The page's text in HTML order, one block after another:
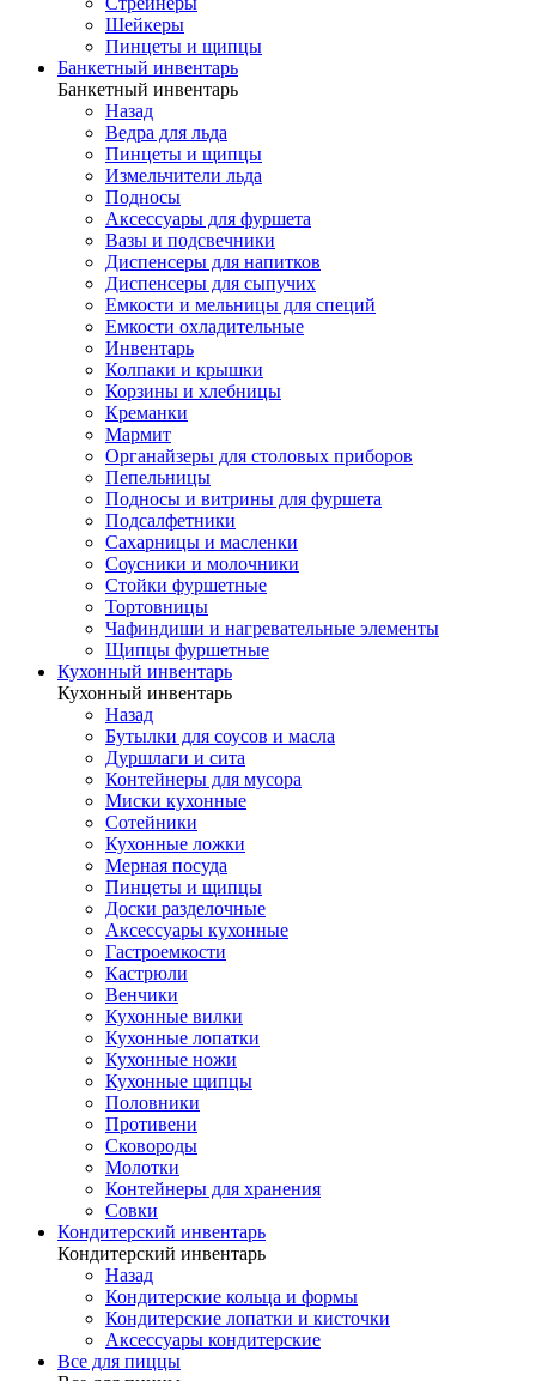
Шейкеры
Пинцеты и щипцы
Банкетный инвентарь
Банкетный инвентарь
Назад
Ведра для льда
Пинцеты и щипцы
Измельчители льда
Подносы
Аксессуары для фуршета
Вазы и подсвечники
Диспенсеры для напитков
Диспенсеры для сыпучих
Емкости и мельницы для специй
Емкости охладительные
Инвентарь
Колпаки и крышки
Корзины и хлебницы
Креманки
Мармит
Органайзеры для столовых приборов
Пепельницы
Подносы и витрины для фуршета
Подсалфетники
Сахарницы и масленки
Соусники и молочники
Стойки фуршетные
Тортовницы
Чафиндиши и нагревательные элементы
Щипцы фуршетные
Кухонный инвентарь
Кухонный инвентарь
Назад
Бутылки для соусов и масла
Дуршлаги и сита
Контейнеры для мусора
Миски кухонные
Сотейники
Кухонные ложки
Мерная посуда
Пинцеты и щипцы
Доски разделочные
Аксессуары кухонные
Гастроемкости
Кастрюли
Венчики
Кухонные вилки
Кухонные лопатки
Кухонные ножи
Кухонные щипцы
Половники
Противени
Сковороды
Молотки
Контейнеры для хранения
Совки
Кондитерский инвентарь
Кондитерский инвентарь
Назад
Кондитерские кольца и формы
Кондитерские лопатки и кисточки
Аксессуары кондитерские
Все для пиццы